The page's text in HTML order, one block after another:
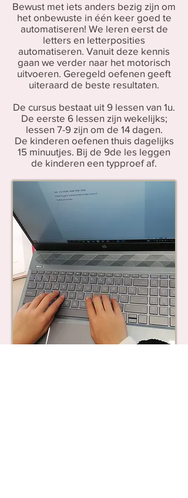
Bewust met iets anders bezig zijn om
het onbewuste in één keer goed te
automatiseren! We leren eerst de
letters en letterposities
automatiseren. Vanuit deze kennis
gaan we verder naar het motorisch
uitvoeren. Geregeld oefenen geeft
uiteraard de beste resultaten.
De cursus bestaat uit 9 lessen van 1u.
De eerste 6 lessen zijn wekelijks;
lessen 7-9 zijn om de 14 dagen.
De kinderen oefenen thuis dagelijks
15 minuutjes. Bij de 9de les leggen
de kinderen een typproef af.